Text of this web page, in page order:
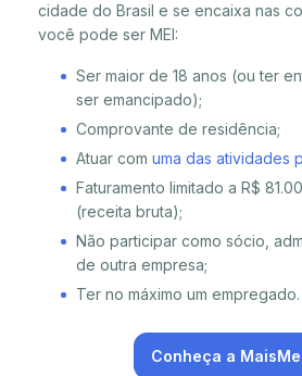
cidade do Brasil e se encaixa nas
você pode ser MEI:
Ser maior de 18 anos (ou ter
ser emancipado);
Comprovante de residência;
Atuar com uma das atividades
Faturamento limitado a R$
(receita bruta);
Não participar como sócio,
de outra empresa;
Ter no máximo um empregado.
Conheça a